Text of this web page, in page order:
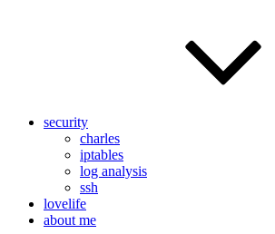
security
charles
iptables
log analysis
ssh
lovelife
about me